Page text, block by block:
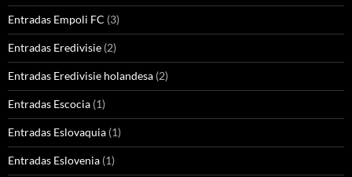
Entradas Empoli FC (3)
Entradas Eredivisie (2)
Entradas Eredivisie holandesa (2)
Entradas Escocia (1)
Entradas Eslovaquia (1)
Entradas Eslovenia (1)